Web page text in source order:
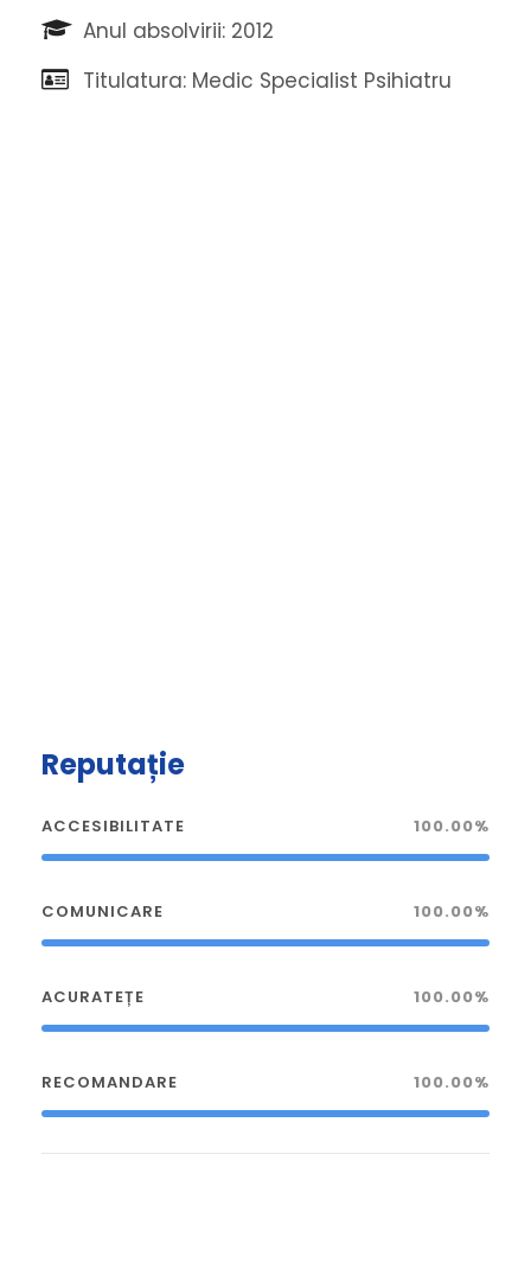
Anul absolvirii: 2012
Titulatura: Medic Specialist Psihiatru
Reputație
ACCESIBILITATE 100.00%
COMUNICARE 100.00%
ACURATEȚE 100.00%
RECOMANDARE 100.00%